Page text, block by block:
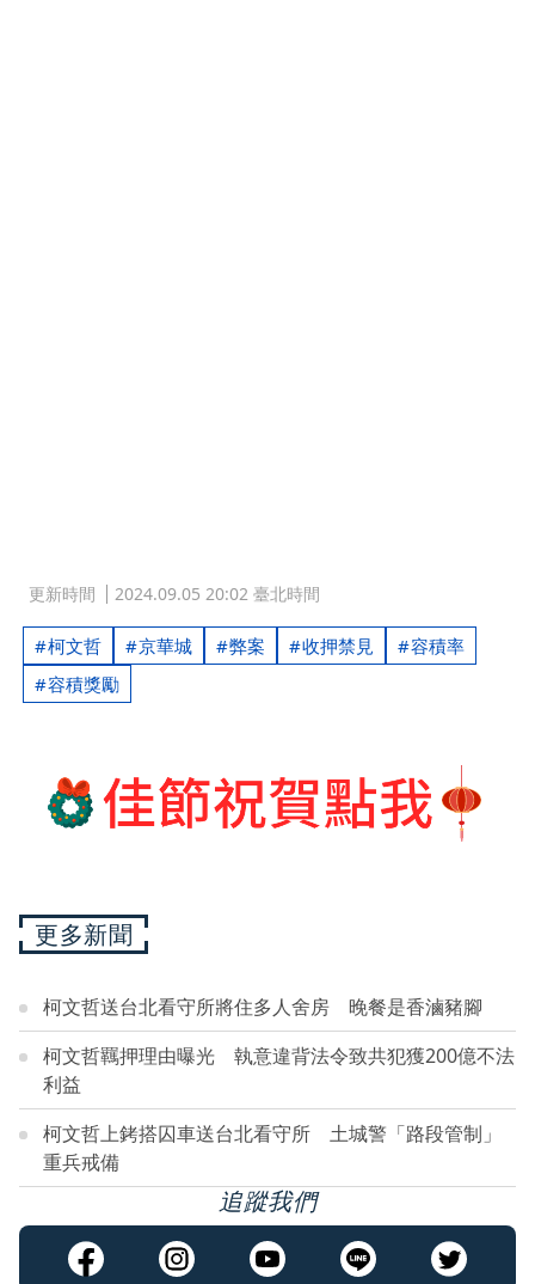
更新時間 2024.09.05 20:02 臺北時間
柯文哲 京華城 弊案 收押禁見
容積率
容積獎勵
更多新聞
柯文哲送台北看守所將住多人舍房 晚餐是香滷豬腳
柯文哲羈押理由曝光 執意違背法令致共犯獲200億不法
利益
柯文哲上銬搭囚車送台北看守所 土城警「路段管制」
重兵戒備
追蹤我們